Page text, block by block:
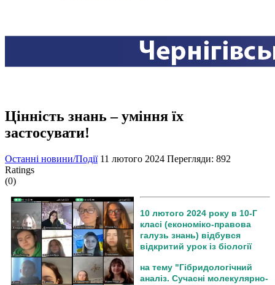
Цінність знань – уміння їх
застосувати!
Останні новини/Події 11 лютого 2024 Перегляди: 892
Ratings
(0)
10 лютого 2024 року в 10-Г
класі (економіко-правова
галузь знань) відбувся
відкритий урок із біології
на тему "Гібридологічний
аналіз. Сучасні молекулярно-